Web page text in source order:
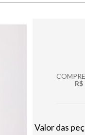
R$
Valor das